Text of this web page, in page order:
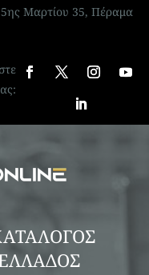
Μαρτίου 35, Πέραμα